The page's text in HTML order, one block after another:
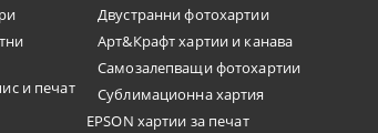
и печат
Двустранни фотохартии
Арт&Крафт хартии и канава
Самозалепващи фотохартии
Сублимационна хартия
EPSON хартии за печат